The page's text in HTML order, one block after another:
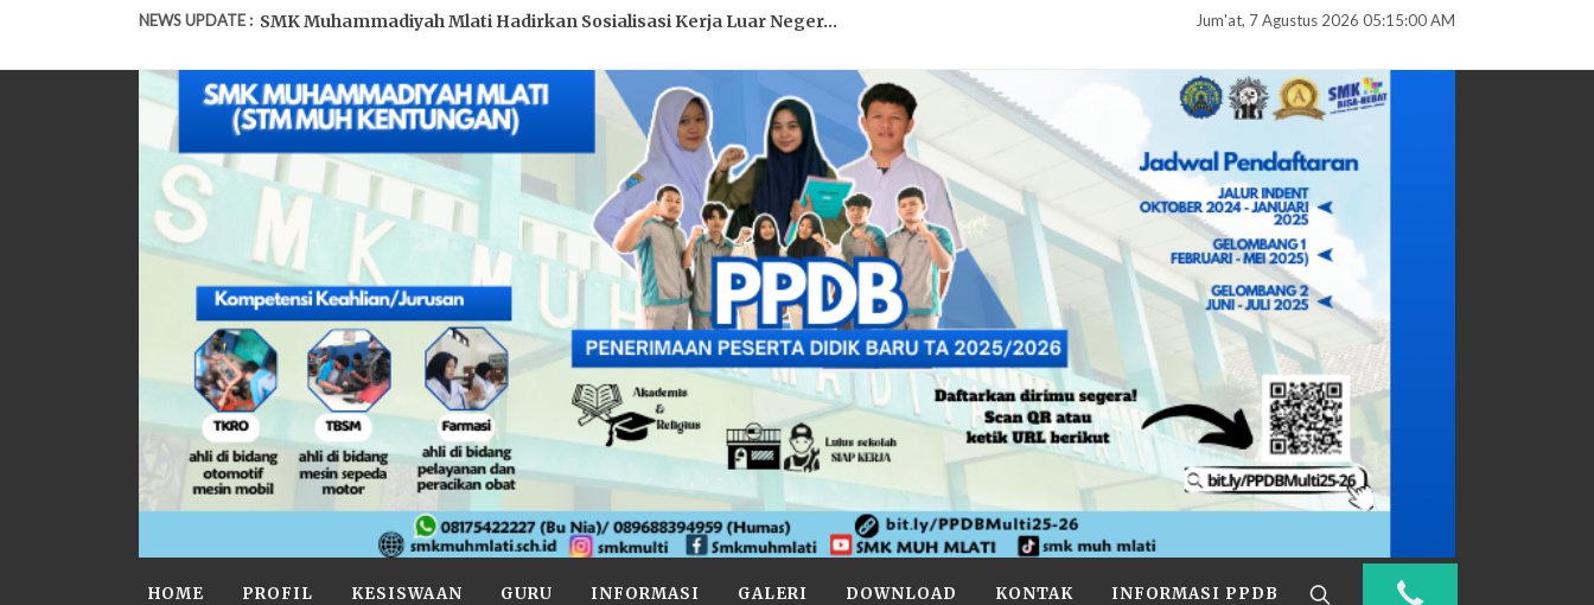
NEWS UPDATE : SMK Muhammadiyah Mlati Hadirkan Sosialisasi Kerja Luar Neger...
Awali Kegiatan Pasca Lebaran, SMK Muhammadiyah Mlati Gelar A...
SMK Muhammadiyah Mlati Gelar Baitul Arqam Kelas XII dan Buka...
ASTS SMK Muhammadiyah Mlati Jadi Momentum Refleksi Pembelaja...
SMK Muhammadiyah Mlati Jalani Verifikasi Jurusan Tata Boga o...
Penguji Industri Apresiasi Kemajuan Peserta didik pada UKK T...
UKK FKK SMK Muhammadiyah Mlati Gandeng LSP KFI, 100% Siswi D...
UKK TKRO SMK Muhammadiyah Mlati Gandeng Kharisma Motors, 11 ...
Screening Kesehatan Puskesmas Mlati 1 di SMK Muhammadiyah Ml...
SMK Muhammadiyah Mlati Gelar Pemilihan Ketua IPM Periode 202...
Jum'at, 7 Agustus 2026 05:15:00 AM
HOME PROFIL KESISWAAN GURU INFORMASI GALERI DOWNLOAD KONTAK INFORMASI PPDB